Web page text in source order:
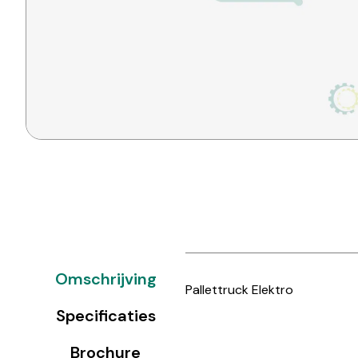
Omschrijving
Specificaties
Brochure
Pallettruck Elektro